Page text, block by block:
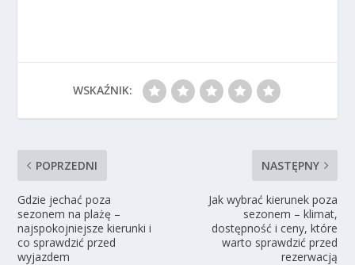
WSKAŹNIK:
POPRZEDNI
Gdzie jechać poza
sezonem na plażę –
najspokojniejsze kierunki i
co sprawdzić przed
wyjazdem
NASTĘPNY
Jak wybrać kierunek poza
sezonem – klimat,
dostępność i ceny, które
warto sprawdzić przed
rezerwacją